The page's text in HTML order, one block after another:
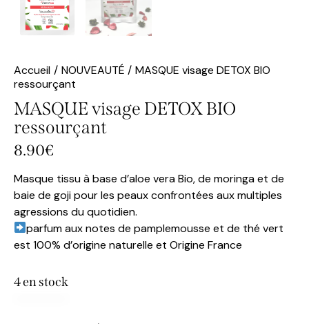
Accueil NOUVEAUTÉ
MASQUE visage DETOX BIO
ressourçant
MASQUE visage DETOX BIO
ressourçant
8.90€
Masque tissu à base d’aloe vera Bio, de moringa et de
baie de goji pour les peaux confrontées aux multiples
agressions du quotidien.
parfum aux notes de pamplemousse et de thé vert
est 100% d’origine naturelle et Origine France
4 en stock